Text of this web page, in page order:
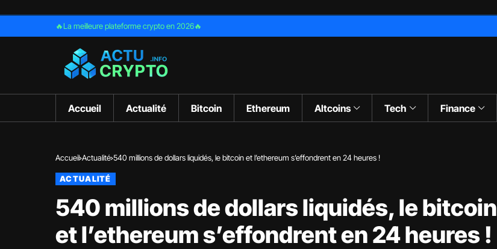
🔥La meilleure plateforme crypto en 2026🔥
Accueil Actualité Bitcoin Ethereum Altcoins Tech Finance
Accueil Actualité 540 millions de dollars liquidés, le bitcoin et l’ethereum s’effondrent en 24 heures !
ACTUALITÉ
540 millions de dollars liquidés, le bitcoin
et l’ethereum s’effondrent en 24 heures !